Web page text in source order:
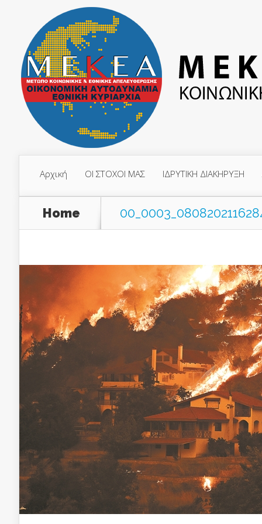
Αρχική ΟΙ ΣΤΟΧΟΙ ΜΑΣ ΙΔΡΥΤΙΚΗ ΔΙΑΚΗΡΥΞΗ
Home